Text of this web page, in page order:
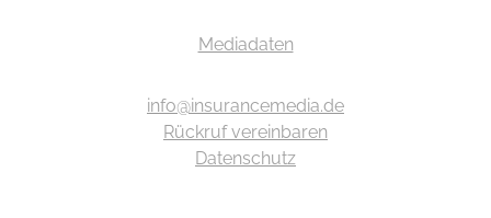
Mediadaten
info@insurancemedia.de
Rückruf vereinbaren
Datenschutz